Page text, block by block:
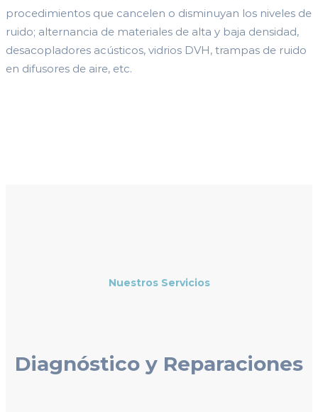
procedimientos que cancelen o disminuyan los niveles de
ruido; alternancia de materiales de alta y baja densidad,
desacopladores acústicos, vidrios DVH, trampas de ruido
en difusores de aire, etc.
Nuestros Servicios
Diagnóstico y Reparaciones